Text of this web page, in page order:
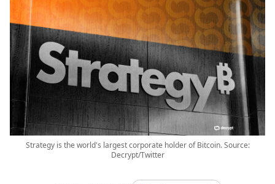
Strategy is the world's largest corporate holder of Bitcoin. Source:
Decrypt/Twitter